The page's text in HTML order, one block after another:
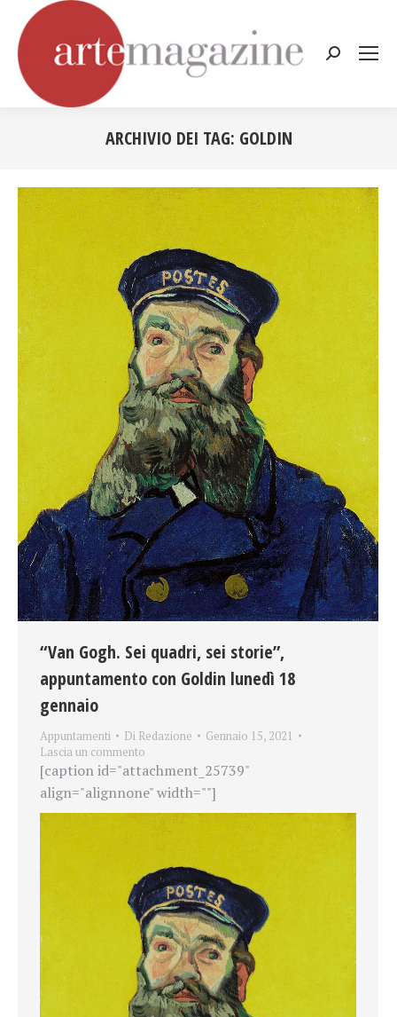
Cerca:
ARCHIVIO DEI TAG: GOLDIN
“Van Gogh. Sei quadri, sei storie”,
appuntamento con Goldin lunedì 18
gennaio
Appuntamenti Di Redazione
Gennaio 15, 2021
Lascia un commento
[caption id="attachment_25739"
align="alignnone" width=""]